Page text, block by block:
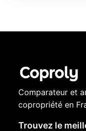
Comparateur et
copropriété en
Trouvez le